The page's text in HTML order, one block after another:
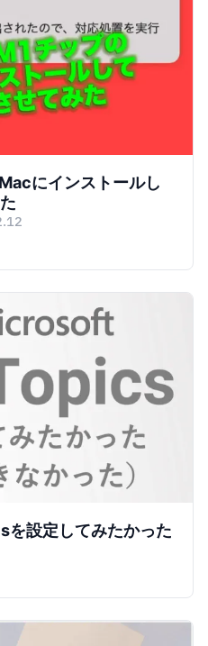
にインストールし
設定してみたかった